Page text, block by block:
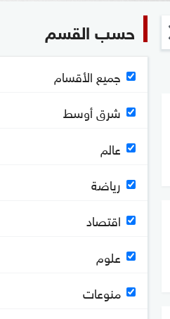
حسب القسم
جميع الأقسام
شرق أوسط
عالم
رياضة
اقتصاد
علوم
منوعات